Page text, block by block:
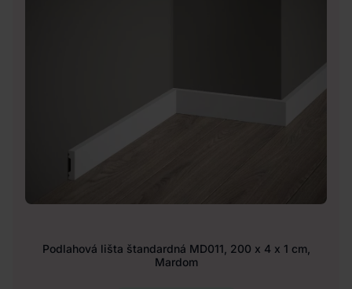
Podlahová lišta štandardná MD011, 200 x 4 x 1 cm,
Mardom